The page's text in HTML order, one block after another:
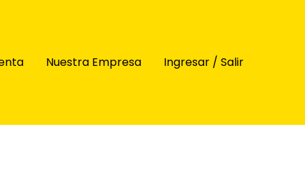
Nuestra Empresa Ingresar / Salir